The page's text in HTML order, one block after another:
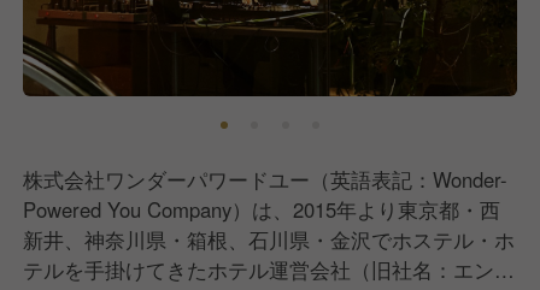
株式会社ワンダーパワードユー（英語表記：Wonder-
Powered You Company）は、2015年より東京都・西
新井、神奈川県・箱根、石川県・金沢でホステル・ホ
テルを手掛けてきたホテル運営会社（旧社名：エンブ